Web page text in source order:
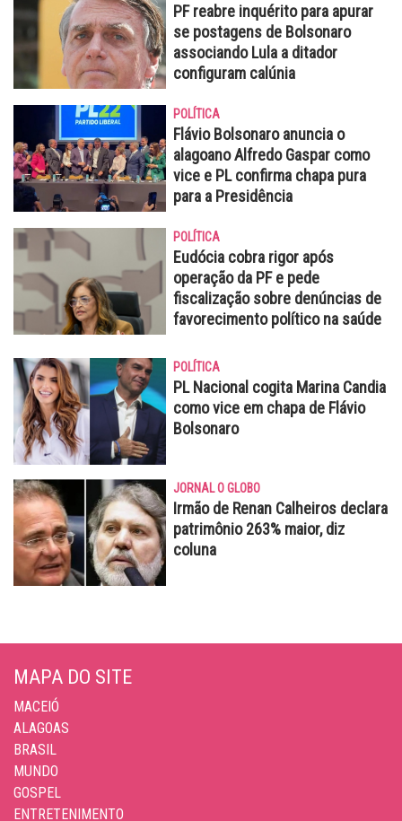
PF reabre inquérito para apurar
se postagens de Bolsonaro
associando Lula a ditador
configuram calúnia
POLÍTICA
Flávio Bolsonaro anuncia o
alagoano Alfredo Gaspar como
vice e PL confirma chapa pura
para a Presidência
POLÍTICA
Eudócia cobra rigor após
operação da PF e pede
fiscalização sobre denúncias de
favorecimento político na saúde
POLÍTICA
PL Nacional cogita Marina Candia
como vice em chapa de Flávio
Bolsonaro
JORNAL O GLOBO
Irmão de Renan Calheiros declara
patrimônio 263% maior, diz
coluna
MAPA DO SITE
MACEIÓ
ALAGOAS
BRASIL
MUNDO
GOSPEL
ENTRETENIMENTO